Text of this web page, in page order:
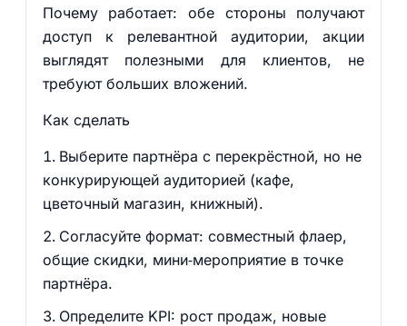
Почему работает: обе стороны получают
доступ к релевантной аудитории, акции
выглядят полезными для клиентов, не
требуют больших вложений.
Как сделать
Выберите партнёра с перекрёстной, но не
конкурирующей аудиторией (кафе,
цветочный магазин, книжный).
Согласуйте формат: совместный флаер,
общие скидки, мини‑мероприятие в точке
партнёра.
Определите KPI: рост продаж, новые